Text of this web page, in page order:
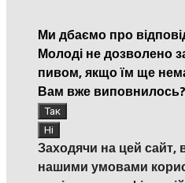
Ми дбаємо про
Молоді не дозволено
пивом, якщо їм ще
Вам вже виповнилось?
Заходячи на цей сайт,
нашими умовами